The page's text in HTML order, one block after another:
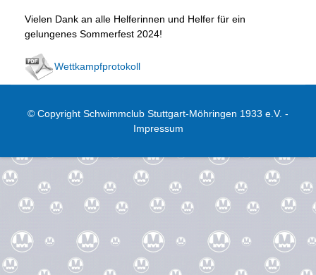
Vielen Dank an alle Helferinnen und Helfer für ein
gelungenes Sommerfest 2024!
Wettkampfprotokoll
© Copyright Schwimmclub Stuttgart-Möhringen 1933 e.V. -
Impressum